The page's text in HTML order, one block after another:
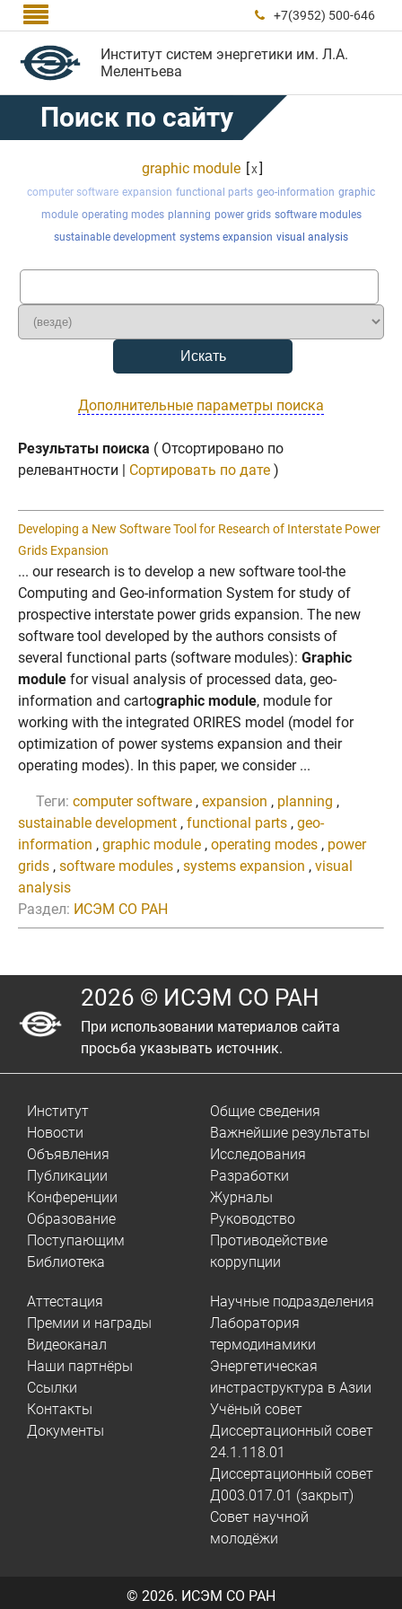
  +7(3952) 500-646
Институт систем энергетики им. Л.А.
Мелентьева
Поиск по сайту
graphic module [x]
computer software expansion functional parts geo-information graphic
module operating modes planning power grids software modules
sustainable development systems expansion visual analysis
Дополнительные параметры поиска
Результаты поиска ( Отсортировано по
релевантности | Сортировать по дате )
Developing a New Software Tool for Research of Interstate Power
Grids Expansion
... our research is to develop a new software tool-the
Computing and Geo-information System for study of
prospective interstate power grids expansion. The new
software tool developed by the authors consists of
several functional parts (software modules): Graphic
module for visual analysis of processed data, geo-
information and cartographic module, module for
working with the integrated ORIRES model (model for
optimization of power systems expansion and their
operating modes). In this paper, we consider ...
Теги: computer software , expansion , planning ,
sustainable development , functional parts , geo-
information , graphic module , operating modes , power
grids , software modules , systems expansion , visual
analysis
Раздел: ИСЭМ СО РАН
2026 © ИСЭМ СО РАН
При использовании материалов сайта
просьба указывать источник.
Институт
Новости
Объявления
Публикации
Конференции
Образование
Поступающим
Библиотека
Общие сведения
Важнейшие результаты
Исследования
Разработки
Журналы
Руководство
Противодействие
коррупции
Аттестация
Премии и награды
Видеоканал
Наши партнёры
Ссылки
Контакты
Документы
Научные подразделения
Лаборатория
термодинамики
Энергетическая
инстраструктура в Азии
Учёный совет
Диссертационный совет
24.1.118.01
Диссертационный совет
Д003.017.01 (закрыт)
Совет научной
молодёжи
© 2026. ИСЭМ СО РАН